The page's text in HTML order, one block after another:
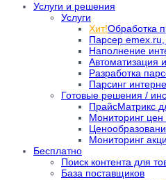
Услуги и решения
Услуги
Хит!Обработка
Парсер emex.ru,
Наполнение
Автоматизация
Разработка
Парсинг
Готовые решения /
ПрайсМатрикс
Мониторинг цен
Мониторинг
Бесплатно
Поиск контента для
База поставщиков